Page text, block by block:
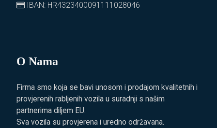
IBAN: HR4323400091111028046
O Nama
Firma smo koja se bavi unosom i prodajom kvalitetnih i
provjerenih rabljenih vozila u suradnji s našim
partnerima diljem EU.
Sva vozila su provjerena i uredno održavana.